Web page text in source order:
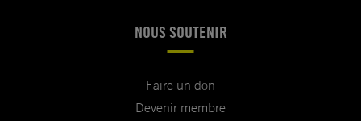
NOUS SOUTENIR
Faire un don
Devenir membre